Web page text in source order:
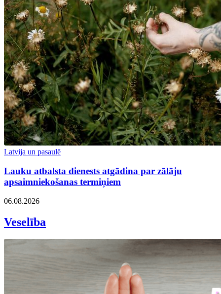
Latvija un pasaulē
Lauku atbalsta dienests atgādina par zālāju
apsaimniekošanas termiņiem
06.08.2026
Veselība